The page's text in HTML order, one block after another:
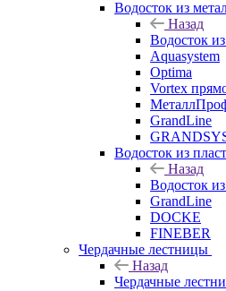
Водосток из
Назад
Водосток
Aquasystem
Optima
Vortex
GrandLine
Водосток из
Назад
Водосток
GrandLine
DOCKE
FINEBER
Чердачные лестницы
Назад
Чердачные